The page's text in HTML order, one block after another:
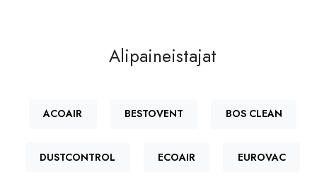
Alipaineistajat
ACOAIR BESTOVENT BOS CLEAN
DUSTCONTROL ECOAIR EUROVAC